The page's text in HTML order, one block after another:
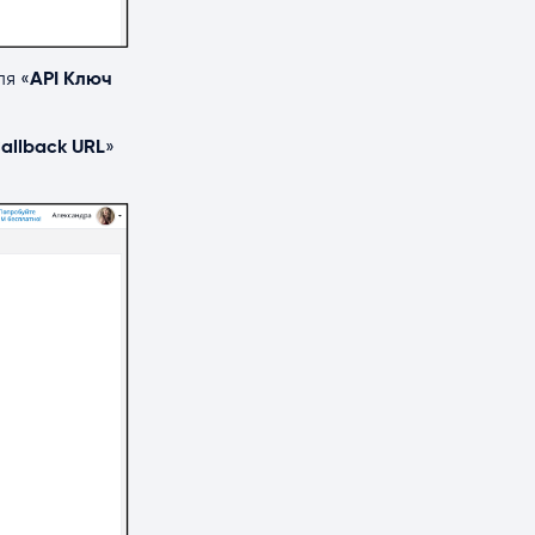
«API Ключ
URL»